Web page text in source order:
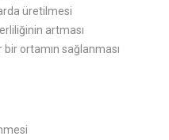
üretilmesi
artması
ortamın sağlanması